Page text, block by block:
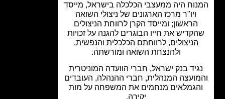
היה ממעצבי הכלכלה בישראל, מייסד
ויו"ר מרכז הארגונים של ניצולי השואה
הראשון; ומייסד הקרן לרווחת הניצולים
את חייו הבוגרים להגנה על זכויות
הניצולים, לרווחתם הכלכלית והנפשית,
ולהנצחת השואה ומורשתה.
בנק ישראל, חברי הוועדה המוניטרית
המנהלית, חברי ההנהלה, העובדים
מנחמים את המשפחה על מות